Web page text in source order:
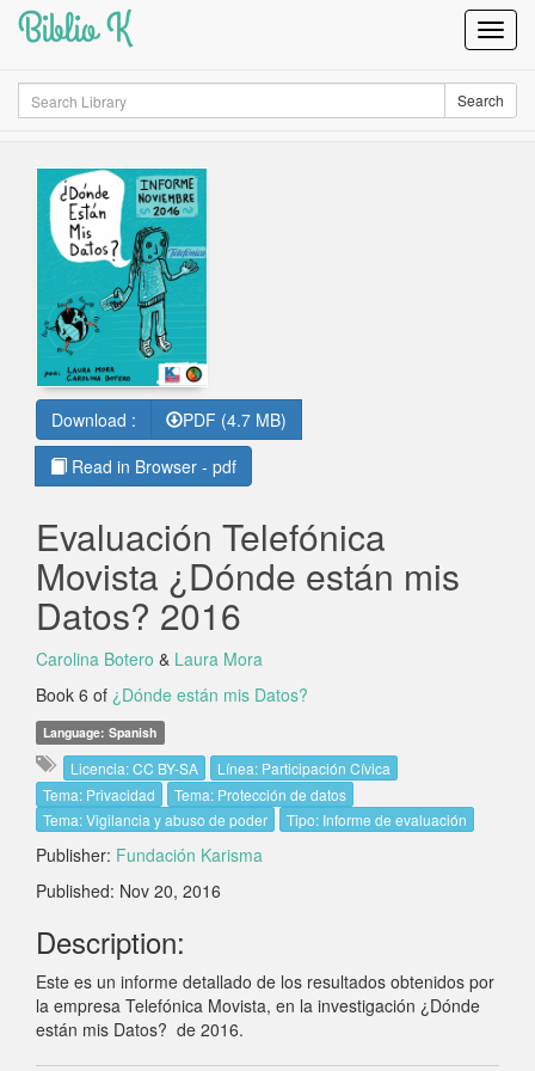
Biblio K
Search Search
Download :
PDF (4.7 MB)
Read in Browser - pdf
Evaluación Telefónica
Movista ¿Dónde están mis
Datos? 2016
Carolina Botero & Laura Mora
Book 6 of ¿Dónde están mis Datos?
Language: Spanish
Licencia: CC BY-SA
Línea: Participación Cívica
Tema: Privacidad
Tema: Protección de datos
Tema: Vigilancia y abuso de poder
Tipo: Informe de evaluación
Publisher: Fundación Karisma
Published: Nov 20, 2016
Description:
Este es un informe detallado de los resultados obtenidos por
la empresa Telefónica Movista, en la investigación ¿Dónde
están mis Datos? de 2016.